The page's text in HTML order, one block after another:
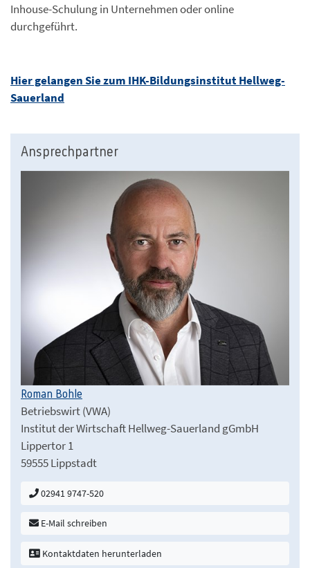
Inhouse-Schulung in Unternehmen oder online
durchgeführt.
Hier gelangen Sie zum IHK-Bildungsinstitut Hellweg-
Sauerland
Ansprechpartner
Roman Bohle
Betriebswirt (VWA)
Institut der Wirtschaft Hellweg-Sauerland gGmbH
Lippertor 1
59555 Lippstadt
02941 9747-520
E-Mail schreiben
Kontaktdaten herunterladen